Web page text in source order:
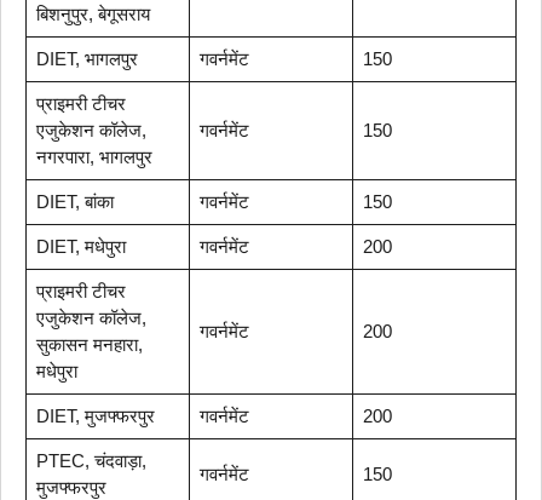
बिशनुपुर, बेगूसराय
DIET, भागलपुर गवर्नमेंट 150
प्राइमरी टीचर
एजुकेशन कॉलेज,
नगरपारा, भागलपुर
गवर्नमेंट 150
DIET, बांका गवर्नमेंट 150
DIET, मधेपुरा गवर्नमेंट 200
प्राइमरी टीचर
एजुकेशन कॉलेज,
सुकासन मनहारा,
मधेपुरा
गवर्नमेंट 200
DIET, मुजफ्फरपुर गवर्नमेंट 200
PTEC, चंदवाड़ा,
मुजफ्फरपुर
गवर्नमेंट 150